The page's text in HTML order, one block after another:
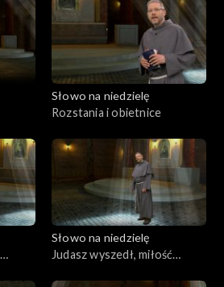
Słowo na niedzielę
Rozstania i obietnice
Słowo na niedzielę
Judasz wyszedł, miłość